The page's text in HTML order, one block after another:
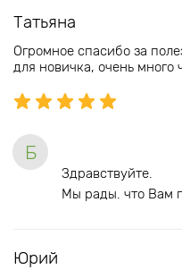
Татьяна
Огромное спасибо за
для новичка, очень много
Б
Здравствуйте.
Мы рады. что Вам
Юрий